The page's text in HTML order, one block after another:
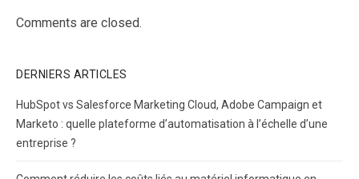
Comments are closed.
DERNIERS ARTICLES
HubSpot vs Salesforce Marketing Cloud, Adobe Campaign et
Marketo : quelle plateforme d’automatisation à l’échelle d’une
entreprise ?